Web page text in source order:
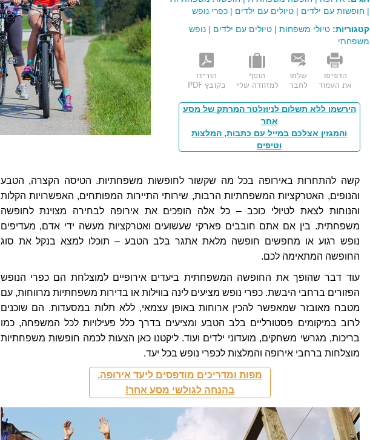
| חופשות עם ילדים | טיולים עם ילדים | כפרי נופש
קטגוריות: טיולי משפחות| טיולים עם ילדים | נופש
משפחתי
הדפיסו
את העמוד
שלחו
לחבר
הוסף
למזוודה שלי
הורידו
כקובץ PDF
הירשמו ללא תשלום לניוזלטר המרתק של מסע
אחר
והמגזין אצלכם במייל עם כתבות, המלצות
וטיפים
קשה להתחרות באירופה בכל מה שקשור לחופשות משפחתיות. הטיסה הקצרה, הטבע
והנופים, האטרקציות המשפחתיות הרבות, שירותי התיירות המפותחים, האפשרויות הקלות
והנוחות לצאת לטיולי כוכב – כל אלה הופכים את אירופה לבחירה מצוינת לחופשה
משפחתית. בין אם אתם חובבים פארקי שעשועים ואטרקציות מעשה ידי אדם, מעדיפים
נופש רגוע או מחפשים חופשה מלאת אתגר בלב הטבע – תוכלו למצא בנקל את סוג
החופשה המתאימה לכם.
עוד דבר שהופך את החופשה המשפחתית ביעדים אירופיים למוצלחת הם כפרי הנופש
הפזורים ברחבי היבשת. כפרי נופש מציעים לינה בווילות או בדירות משפחתיות מרווחות, עם
מטבח מאובזר שמאפשר להכין ארוחות באופן עצמאי, ללא תלות במסעדות. הם שוכנים
לרוב במיקומים פסטורליים בלב הטבע ומציעים בדרך כלל פעילויות לכל המשפחה, כמו
בריכות, מגרשי משחקים, מועדוני ילדים ועוד. ליקטנו כאן הצעות לכמה חופשות משפחתיות
מוצלחות ברחבי אירופה והמלצות לכפרי נופש בכל יעד.
מפות ומדריכים מודפסים ליעד אירופה,
בהנחה לגולשי מסע אחר!